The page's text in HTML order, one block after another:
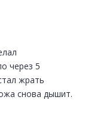
через 5
жрать
снова дышит.